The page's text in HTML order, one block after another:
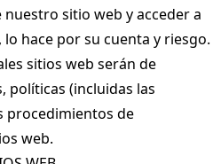
sitio web y acceder a
hace por su cuenta y riesgo.
sitios web serán de
políticas (incluidas las
procedimientos de
web.